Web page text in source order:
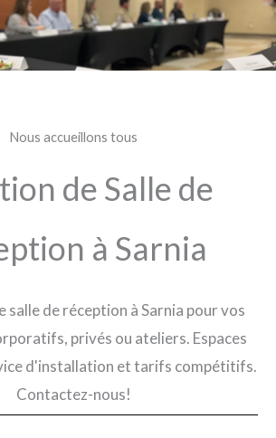
Nous accueillons tous
de Salle de
à Sarnia
salle de réception à Sarnia pour vos
privés ou ateliers. Espaces
d'installation et tarifs compétitifs.
Contactez-nous!